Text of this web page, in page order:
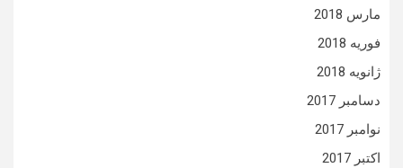
مارس 2018
فوریه 2018
ژانویه 2018
دسامبر 2017
نوامبر 2017
اکتبر 2017